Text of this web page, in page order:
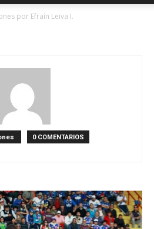
por Efraín Leiva I.
0 COMENTARIOS